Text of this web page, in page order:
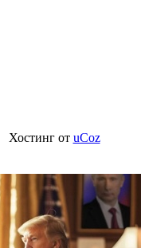
Хостинг от uCoz